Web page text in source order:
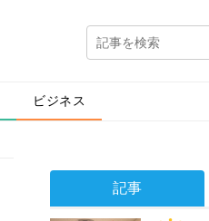
ビジネス
記事